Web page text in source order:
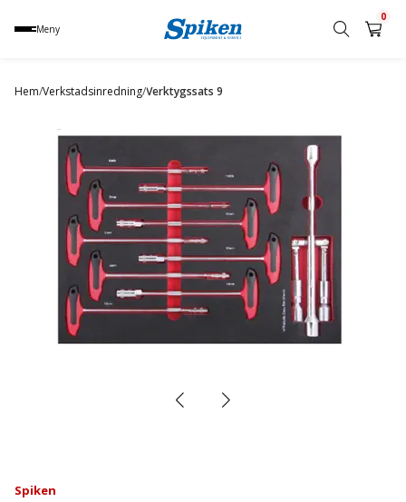
Meny
namn,
varumärke
0
Hem/Verkstadsinredning/Verktygssats 9
Spiken